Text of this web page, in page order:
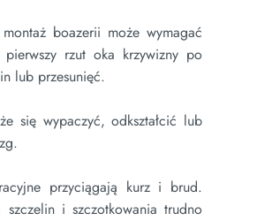
boazerii może wymagać
rzut oka krzywizny po
lub przesunięć.
się wypaczyć, odkształcić lub
przyciągają kurz i brud.
i szczotkowania trudno